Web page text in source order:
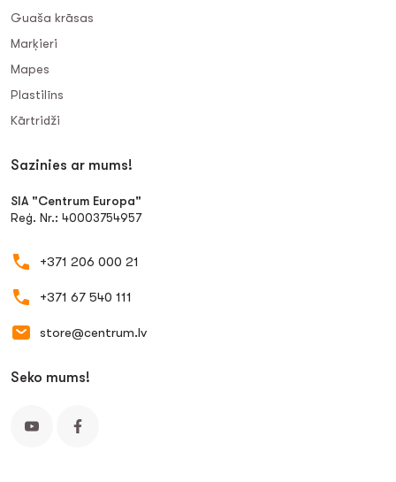
Guaša krāsas
Marķieri
Mapes
Plastilīns
Kārtridži
Sazinies ar mums!
SIA "Centrum Europa"
Reģ. Nr.: 40003754957
+371 206 000 21
+371 67 540 111
store@centrum.lv
Seko mums!